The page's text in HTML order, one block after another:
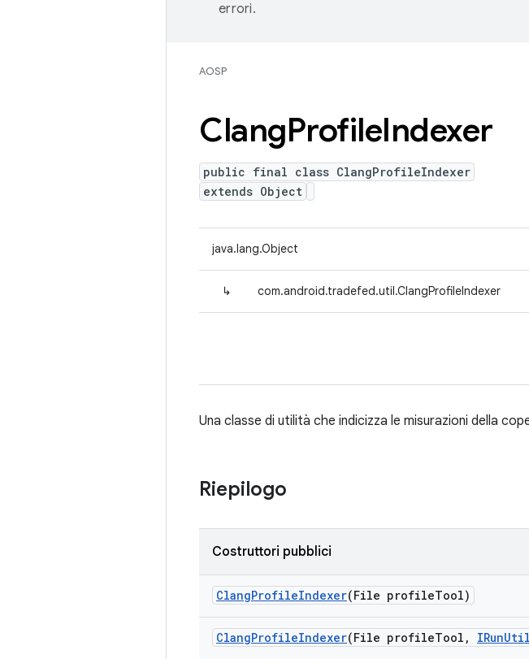
errori.
AOSP
ClangProfileIndexer
public final class ClangProfileIndexer
extends Object
java.lang.Object
↳ com.android.tradefed.util.ClangProfileIndexer
Una classe di utilità che indicizza le misurazioni della
Riepilogo
Costruttori pubblici
ClangProfileIndexer(File profileTool)
ClangProfileIndexer(File profileTool , IRunUtil